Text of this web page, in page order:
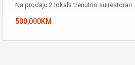
Na prodaju 2 lokala trenutno su restoran…
500,000KM